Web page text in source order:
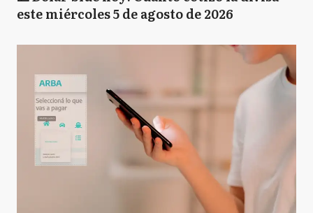
este miércoles 5 de agosto de 2026